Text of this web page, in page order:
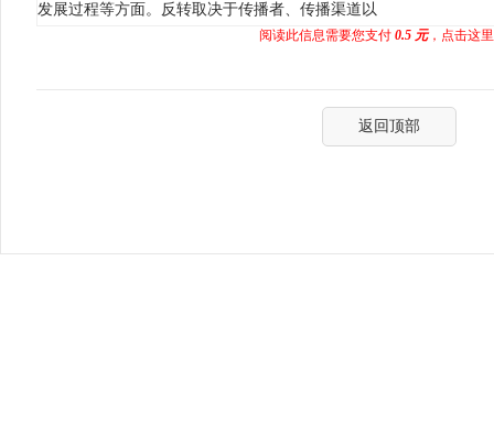
发展过程等方面。反转取决于传播者、传播渠道以
阅读此信息需要您支付 0.5 元，点击这
返回顶部